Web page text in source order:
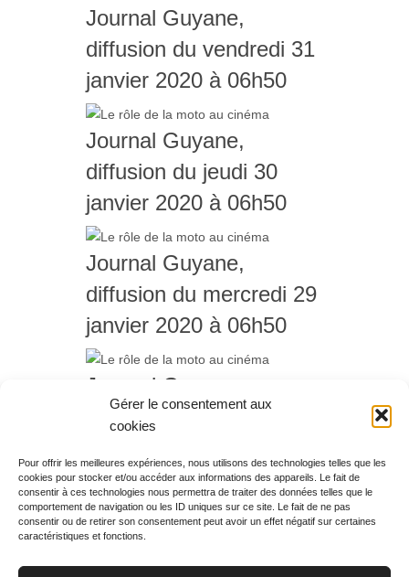
Gérer le consentement aux
cookies
Pour offrir les meilleures expériences, nous utilisons des technologies telles que les
cookies pour stocker et/ou accéder aux informations des appareils. Le fait de
consentir à ces technologies nous permettra de traiter des données telles que le
comportement de navigation ou les ID uniques sur ce site. Le fait de ne pas
consentir ou de retirer son consentement peut avoir un effet négatif sur certaines
caractéristiques et fonctions.
Journal Guyane,
diffusion du vendredi 31
janvier 2020 à 06h50
Journal Guyane,
diffusion du jeudi 30
janvier 2020 à 06h50
Journal Guyane,
diffusion du mercredi 29
janvier 2020 à 06h50
Journal Guyane,
diffusion du mardi 28
Rechercher votre
programme